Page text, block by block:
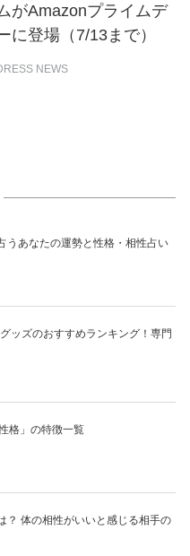
がAmazonプライムデ
に登場（7/13まで）
NEWS
うあなたの運勢と性格・相性占い
ッズのおすすめランキング！専門
格」の特徴一覧
？ 体の相性がいいと感じる相手の